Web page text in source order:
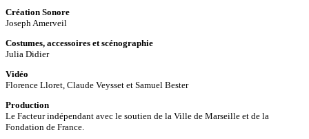
Création Sonore
Joseph Amerveil
Costumes, accessoires et scénographie
Julia Didier
Vidéo
Florence Lloret, Claude Veysset et Samuel Bester
Production
Le Facteur indépendant avec le soutien de la Ville de Marseille et de la
Fondation de France.